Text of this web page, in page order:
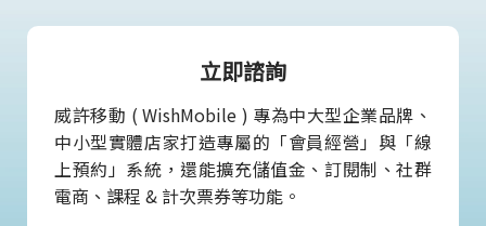
立即諮詢
威許移動 ( WishMobile ) 專為中大型企業品牌、
中小型實體店家打造專屬的「會員經營」與「線
上預約」系統，還能擴充儲值金、訂閱制、社群
電商、課程 & 計次票券等功能。